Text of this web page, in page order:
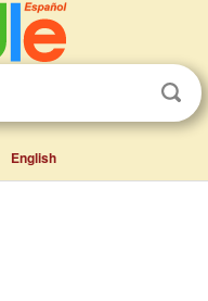
English